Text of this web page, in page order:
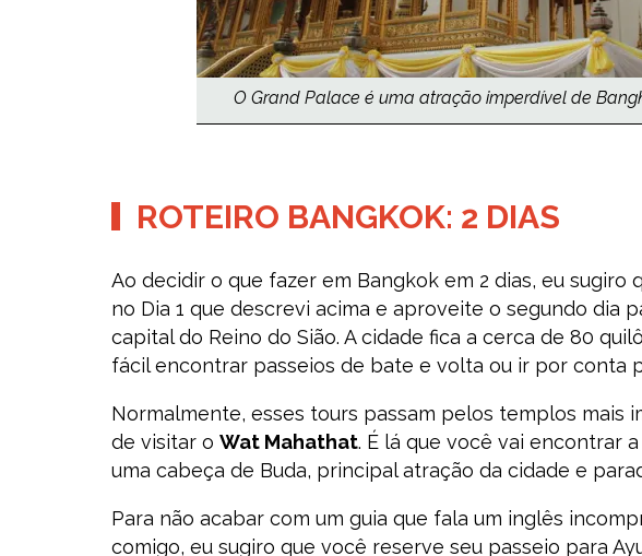
O Grand Palace é uma atração imperdível de
ROTEIRO BANGKOK: 2 DIAS
Ao decidir o que fazer em Bangkok em 2 dias, eu
no Dia 1 que descrevi acima e aproveite o segundo dia
capital do Reino do Sião. A cidade fica a cerca de 80
fácil encontrar passeios de bate e volta ou ir por conta
Normalmente, esses tours passam pelos templos mais
de visitar o Wat Mahathat. É lá que você vai encontrar
uma cabeça de Buda, principal atração da cidade e
Para não acabar com um guia que fala um inglês
comigo, eu sugiro que você reserve seu passeio para